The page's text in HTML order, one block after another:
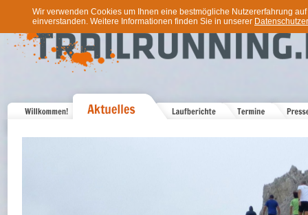
Wir verwenden Cookies um Ihnen eine bestmögliche Nutzererfahrung
einverstanden. Weitere Informationen finden Sie in unserer